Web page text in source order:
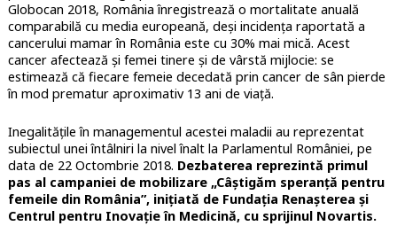
Globocan 2018, România înregistrează o mortalitate anuală
comparabilă cu media europeană, deși incidența raportată a
cancerului mamar în România este cu 30% mai mică. Acest
cancer afectează și femei tinere și de vârstă mijlocie: se
estimează că fiecare femeie decedată prin cancer de sân pierde
în mod prematur aproximativ 13 ani de viață.
Inegalitățile în managementul acestei maladii au reprezentat
subiectul unei întâlniri la nivel înalt la Parlamentul României, pe
data de 22 Octombrie 2018. Dezbaterea reprezintă primul
pas al campaniei de mobilizare „Câștigăm speranță pentru
femeile din România”, inițiată de Fundația Renașterea și
Centrul pentru Inovație în Medicină, cu sprijinul Novartis.